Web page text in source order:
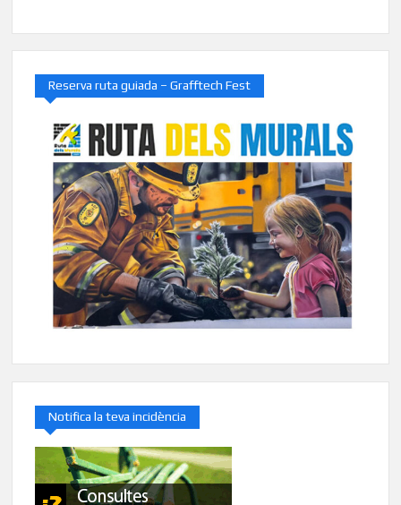
Reserva ruta guiada – Grafftech Fest
Notifica la teva incidència